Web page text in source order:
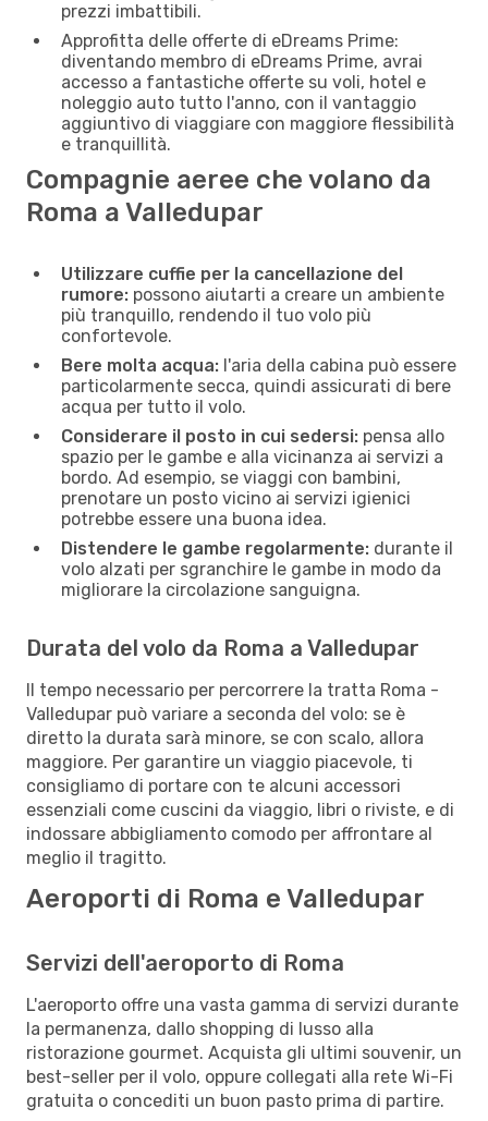
prezzi imbattibili.
Approfitta delle offerte di eDreams Prime:
diventando membro di eDreams Prime, avrai
accesso a fantastiche offerte su voli, hotel e
noleggio auto tutto l'anno, con il vantaggio
aggiuntivo di viaggiare con maggiore flessibilità
e tranquillità.
Compagnie aeree che volano da
Roma a Valledupar
Utilizzare cuffie per la cancellazione del
rumore: possono aiutarti a creare un ambiente
più tranquillo, rendendo il tuo volo più
confortevole.
Bere molta acqua: l'aria della cabina può essere
particolarmente secca, quindi assicurati di bere
acqua per tutto il volo.
Considerare il posto in cui sedersi: pensa allo
spazio per le gambe e alla vicinanza ai servizi a
bordo. Ad esempio, se viaggi con bambini,
prenotare un posto vicino ai servizi igienici
potrebbe essere una buona idea.
Distendere le gambe regolarmente: durante il
volo alzati per sgranchire le gambe in modo da
migliorare la circolazione sanguigna.
Durata del volo da Roma a Valledupar
Il tempo necessario per percorrere la tratta Roma -
Valledupar può variare a seconda del volo: se è
diretto la durata sarà minore, se con scalo, allora
maggiore. Per garantire un viaggio piacevole, ti
consigliamo di portare con te alcuni accessori
essenziali come cuscini da viaggio, libri o riviste, e di
indossare abbigliamento comodo per affrontare al
meglio il tragitto.
Aeroporti di Roma e Valledupar
Servizi dell'aeroporto di Roma
L'aeroporto offre una vasta gamma di servizi durante
la permanenza, dallo shopping di lusso alla
ristorazione gourmet. Acquista gli ultimi souvenir, un
best-seller per il volo, oppure collegati alla rete Wi-Fi
gratuita o concediti un buon pasto prima di partire.